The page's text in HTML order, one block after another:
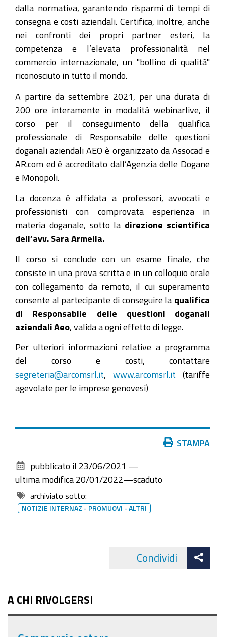
dalla normativa, garantendo risparmi di tempi di
consegna e costi aziendali. Certifica, inoltre, anche
nei confronti dei propri partner esteri, la
competenza e l’elevata professionalità nel
commercio internazionale, un "bollino di qualità"
riconosciuto in tutto il mondo.
A partire da settembre 2021, per una durata di
200 ore interamente in modalità webinarlive, il
corso per il conseguimento della qualifica
professionale di Responsabile delle questioni
doganali aziendali AEO è organizzato da Assocad e
AR.com ed è accreditato dall’Agenzia delle Dogane
e Monopoli.
La docenza è affidata a professori, avvocati e
professionisti con comprovata esperienza in
materia doganale, sotto la direzione scientifica
dell’avv. Sara Armella.
Il corso si conclude con un esame finale, che
consiste in una prova scritta e in un colloquio orale
con collegamento da remoto, il cui superamento
consente al partecipante di conseguire la qualifica
di Responsabile delle questioni doganali
aziendali Aeo , valida a ogni effetto di legge.
Per ulteriori informazioni relative a programma
del corso e costi, contattare
segreteria@arcomsrl.it
www.arcomsrl.it (tariffe
agevolate per le imprese genovesi)
documento
STAMPA
pubblicato il 23/06/2021 —
ultima modifica 20/01/2022—scaduto
archiviato sotto:
NOTIZIE INTERNAZ - PROMUOVI - ALTRI
Condividi
A CHI RIVOLGERSI